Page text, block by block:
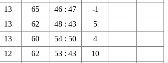
13 65 46 : 47
-1
13 62 48 : 43
5
13 60 54 : 50
4
12 62 53 : 43
10